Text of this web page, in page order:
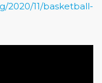
2020/11/basketball-